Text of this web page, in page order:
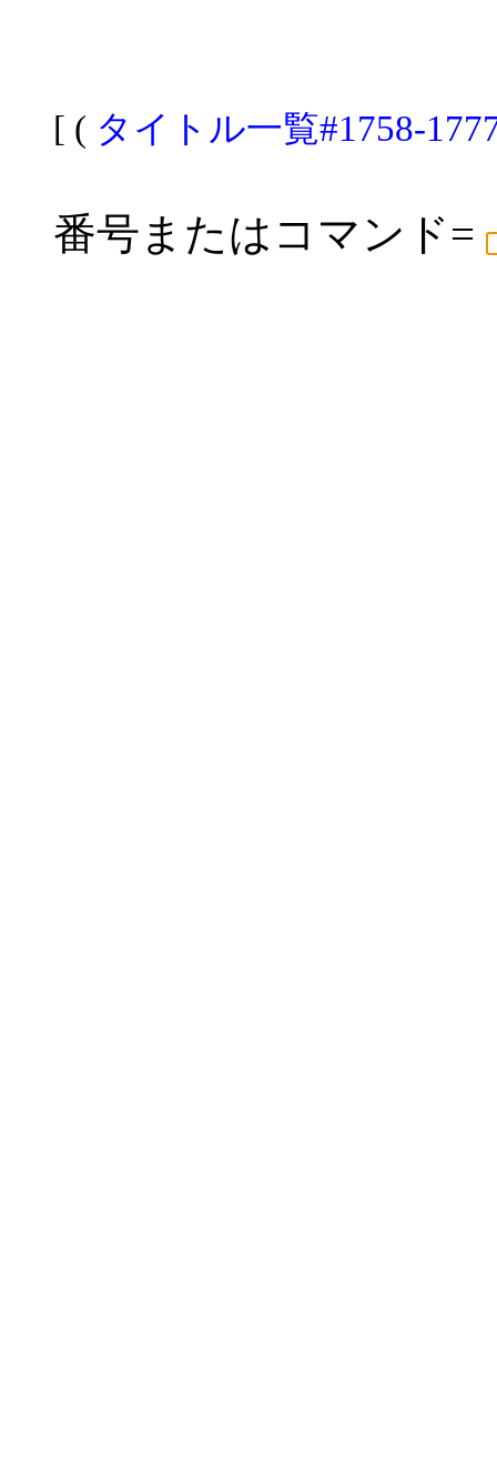
[ ( タイトル一覧#1758-
番号またはコマンド=